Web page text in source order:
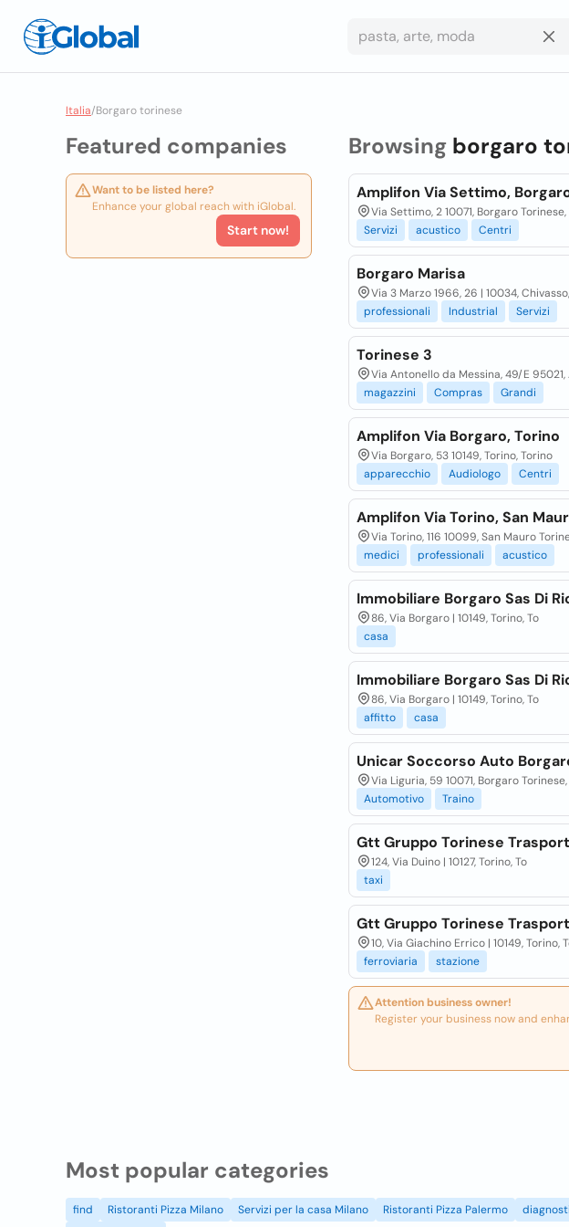
Italia/Borgaro torinese
Featured companies
Want to be listed here?
Enhance your global reach with iGlobal.
Start now!
Browsing borgaro
Amplifon Via Settimo,
Via Settimo, 2 10071, Borgaro
Servizi
acustico Centri
Borgaro Marisa
Via 3 Marzo 1966, 26 | 10034,
professionali
Industrial Servizi
Torinese 3
Via Antonello da Messina, 49/E
magazzini
Compras Grandi
Amplifon Via Borgaro, Torino
Via Borgaro, 53 10149, Torino, Torino
apparecchio
Audiologo Centri
Amplifon Via Torino, San
Via Torino, 116 10099, San Mauro
medici
professionali acustico
Immobiliare Borgaro Sas Di
86, Via Borgaro | 10149, Torino, To
casa
Immobiliare Borgaro Sas Di
86, Via Borgaro | 10149, Torino, To
affitto
casa
Unicar Soccorso Auto
Via Liguria, 59 10071, Borgaro Torinese,
Automotivo
Traino
Gtt Gruppo Torinese
124, Via Duino | 10127, Torino, To
taxi
Gtt Gruppo Torinese
10, Via Giachino Errico | 10149, Torino,
ferroviaria
stazione
Attention business owner!
Register your business now and
Most popular categories
find Ristoranti Pizza Milano Servizi per la casa Milano Ristoranti Pizza Palermo